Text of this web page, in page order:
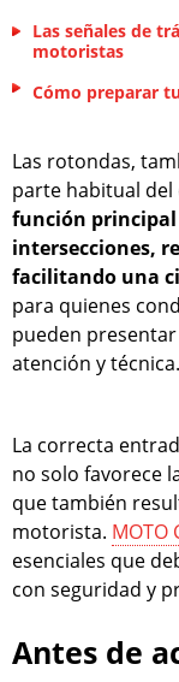
Las señales de
motoristas
Cómo preparar
Las rotondas,
parte habitual
función principal
intersecciones,
facilitando una
para quienes
pueden
atención y técnica.
La correcta
no solo favorece
que también
motorista. MOTO
esenciales que
con seguridad y
Antes de